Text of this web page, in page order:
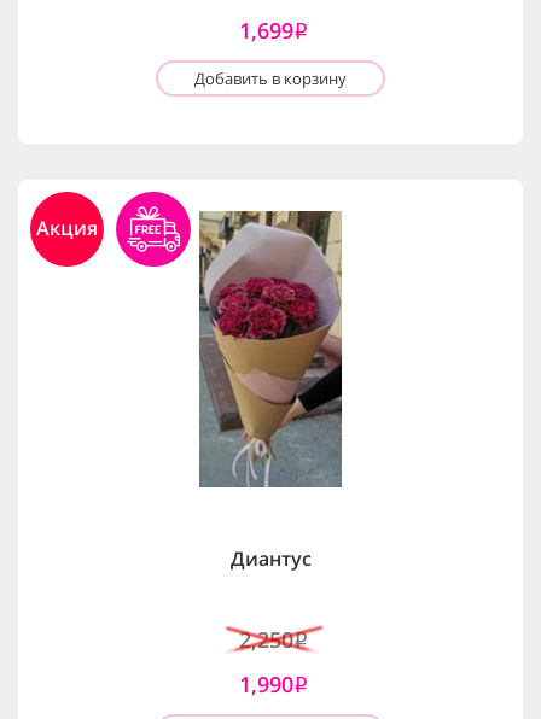
1,699i
Добавить в корзину
Акция
Диантус
2,250i
1,990i